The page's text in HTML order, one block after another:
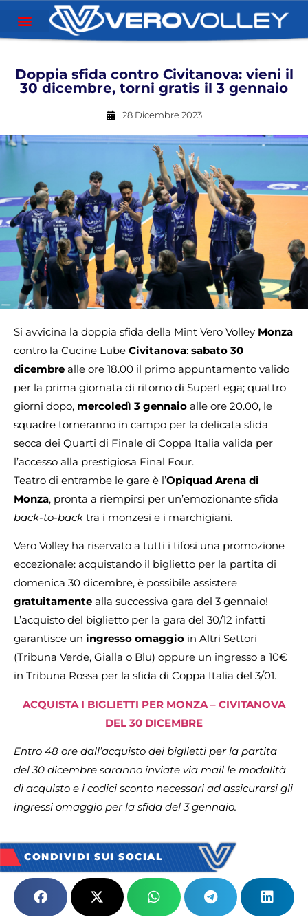
Doppia sfida contro Civitanova: vieni il
30 dicembre, torni gratis il 3 gennaio
28 Dicembre 2023
Si avvicina la doppia sfida della Mint Vero Volley Monza
contro la Cucine Lube Civitanova: sabato 30
dicembre alle ore 18.00 il primo appuntamento valido
per la prima giornata di ritorno di SuperLega; quattro
giorni dopo, mercoledì 3 gennaio alle ore 20.00, le
squadre torneranno in campo per la delicata sfida
secca dei Quarti di Finale di Coppa Italia valida per
l’accesso alla prestigiosa Final Four.
Teatro di entrambe le gare è l’Opiquad Arena di
Monza, pronta a riempirsi per un’emozionante sfida
back-to-back tra i monzesi e i marchigiani.
Vero Volley ha riservato a tutti i tifosi una promozione
eccezionale: acquistando il biglietto per la partita di
domenica 30 dicembre, è possibile assistere
gratuitamente alla successiva gara del 3 gennaio!
L’acquisto del biglietto per la gara del 30/12 infatti
garantisce un ingresso omaggio in Altri Settori
(Tribuna Verde, Gialla o Blu) oppure un ingresso a 10€
in Tribuna Rossa per la sfida di Coppa Italia del 3/01.
ACQUISTA I BIGLIETTI PER MONZA – CIVITANOVA
DEL 30 DICEMBRE
Entro 48 ore dall’acquisto dei biglietti per la partita
del 30 dicembre saranno inviate via mail le modalità
di acquisto e i codici sconto necessari ad assicurarsi gli
ingressi omaggio per la sfida del 3 gennaio.
CONDIVIDI SUI SOCIAL